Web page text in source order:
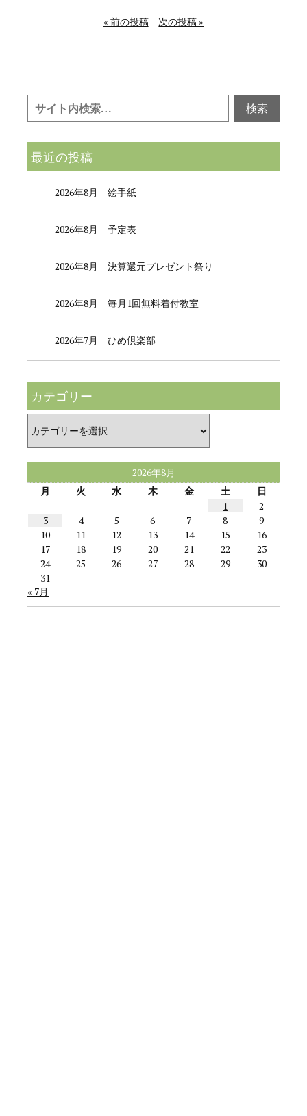
« 前の投稿 次の投稿 »
最近の投稿
2026年8月 絵手紙
2026年8月 予定表
2026年8月 決算還元プレゼント祭り
2026年8月 毎月1回無料着付教室
2026年7月 ひめ倶楽部
カテゴリー
テ
ゴ
リ
2026年8月
月
火 水 木 金 土
日
1
2
3
4 5 6 7 8
9
10
11 12 13 14 15
16
17
18 19 20 21 22
23
24
25 26 27 28 29
30
31
« 7月